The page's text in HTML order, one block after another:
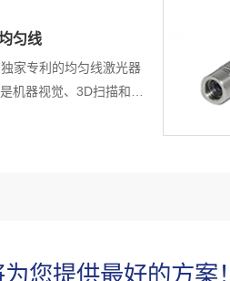
匀线
家专利的均匀线激光器
机器视觉、3D扫描和测
您提供最好的方案！